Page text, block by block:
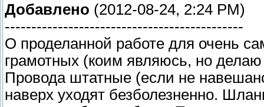
Добавлено (2012-08-24, 2:24 PM)
---------------------------------------------
О проделанной работе для очень
грамотных (коим являюсь, но
Провода штатные (если не
наверх уходят безболезненно.